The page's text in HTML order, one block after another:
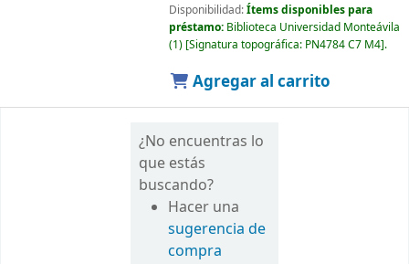
Disponibilidad:Ítems disponibles para
préstamo: Biblioteca Universidad Monteávila
(1) Signatura topográfica: PN4784 C7 M4 .
Agregar al carrito
¿No encuentras lo
que estás
buscando?
Hacer una
sugerencia de
compra